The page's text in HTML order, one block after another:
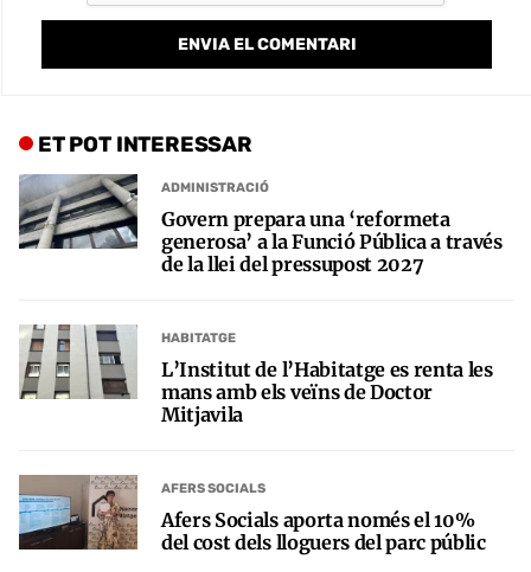
ET POT INTERESSAR
ADMINISTRACIÓ
Govern prepara una ‘reformeta
generosa’ a la Funció Pública a través
de la llei del pressupost 2027
HABITATGE
L’Institut de l’Habitatge es renta les
mans amb els veïns de Doctor
Mitjavila
AFERS SOCIALS
Afers Socials aporta només el 10%
del cost dels lloguers del parc públic